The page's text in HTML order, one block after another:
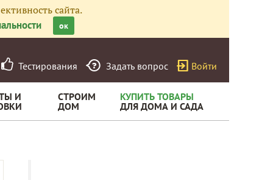
сайта.
ок
Тестирования Задать вопрос Войти
И
СТРОИМ
ДОМ
КУПИТЬ ТОВАРЫ
ДЛЯ ДОМА И САДА